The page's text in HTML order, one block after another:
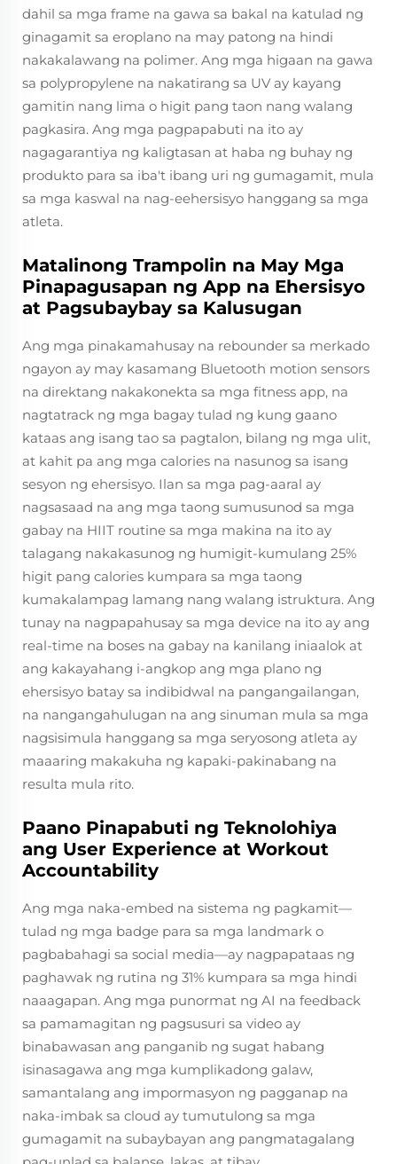
dahil sa mga frame na gawa sa bakal na katulad ng
ginagamit sa eroplano na may patong na hindi
nakakalawang na polimer. Ang mga higaan na gawa
sa polypropylene na nakatirang sa UV ay kayang
gamitin nang lima o higit pang taon nang walang
pagkasira. Ang mga pagpapabuti na ito ay
nagagarantiya ng kaligtasan at haba ng buhay ng
produkto para sa iba't ibang uri ng gumagamit, mula
sa mga kaswal na nag-eehersisyo hanggang sa mga
atleta.
Matalinong Trampolin na May Mga
Pinapagusapan ng App na Ehersisyo
at Pagsubaybay sa Kalusugan
Ang mga pinakamahusay na rebounder sa merkado
ngayon ay may kasamang Bluetooth motion sensors
na direktang nakakonekta sa mga fitness app, na
nagtatrack ng mga bagay tulad ng kung gaano
kataas ang isang tao sa pagtalon, bilang ng mga ulit,
at kahit pa ang mga calories na nasunog sa isang
sesyon ng ehersisyo. Ilan sa mga pag-aaral ay
nagsasaad na ang mga taong sumusunod sa mga
gabay na HIIT routine sa mga makina na ito ay
talagang nakakasunog ng humigit-kumulang 25%
higit pang calories kumpara sa mga taong
kumakalampag lamang nang walang istruktura. Ang
tunay na nagpapahusay sa mga device na ito ay ang
real-time na boses na gabay na kanilang iniaalok at
ang kakayahang i-angkop ang mga plano ng
ehersisyo batay sa indibidwal na pangangailangan,
na nangangahulugan na ang sinuman mula sa mga
nagsisimula hanggang sa mga seryosong atleta ay
maaaring makakuha ng kapaki-pakinabang na
resulta mula rito.
Paano Pinapabuti ng Teknolohiya
ang User Experience at Workout
Accountability
Ang mga naka-embed na sistema ng pagkamit—
tulad ng mga badge para sa mga landmark o
pagbabahagi sa social media—ay nagpapataas ng
paghawak ng rutina ng 31% kumpara sa mga hindi
naaagapan. Ang mga punormat ng AI na feedback
sa pamamagitan ng pagsusuri sa video ay
binabawasan ang panganib ng sugat habang
isinasagawa ang mga kumplikadong galaw,
samantalang ang impormasyon ng pagganap na
naka-imbak sa cloud ay tumutulong sa mga
gumagamit na subaybayan ang pangmatagalang